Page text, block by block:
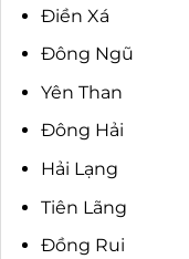
Điền Xá
Đông Ngũ
Yên Than
Đông Hải
Hải Lạng
Tiên Lãng
Đồng Rui